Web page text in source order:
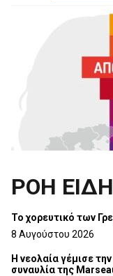
ΡΟΗ
Το χορευτικό των
8 Αυγούστου 2026
Η νεολαία γέμισε
συναυλία της